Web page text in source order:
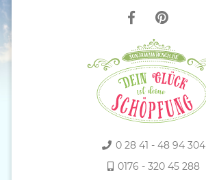
0 28 41 - 48 94 304
0176 - 320 45 288